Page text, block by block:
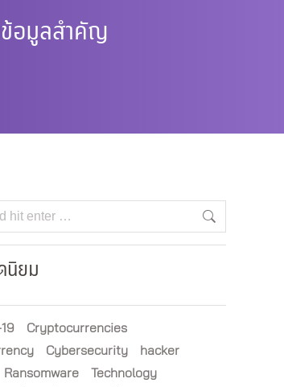
ข้อมูลสำคัญ
นิยม
Cryptocurrencies
Cybersecurity
hacker
Ransomware
Technology